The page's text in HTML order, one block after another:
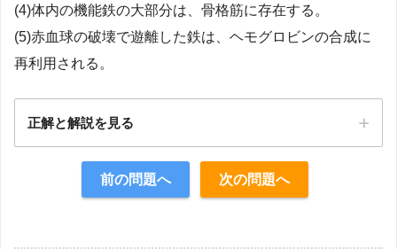
(4)体内の機能鉄の大部分は、骨格筋に存在する。
(5)赤血球の破壊で遊離した鉄は、ヘモグロビンの合成に
再利用される。
正解と解説を見る
前の問題へ 次の問題へ